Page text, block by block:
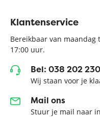
Klantenservice
Bereikbaar van
17:00 uur.
Bel: 038 202
Wij staan voor je
Mail ons
Stuur je mail naar